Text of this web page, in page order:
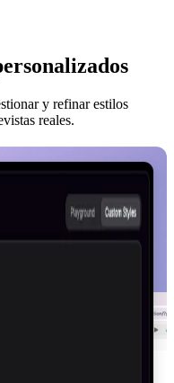
y refinar estilos
reales.